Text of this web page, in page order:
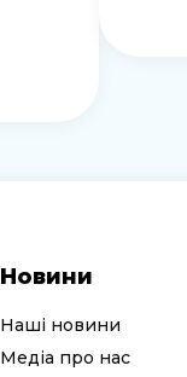
Новини
Наші новини
Медіа про нас